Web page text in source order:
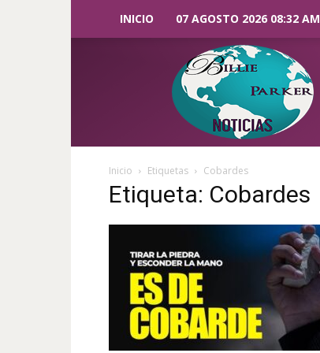
INICIO 07 AGOSTO 2026 08:32 AM
Parker
Noticias
Inicio Etiquetas Cobardes
Etiqueta: Cobardes